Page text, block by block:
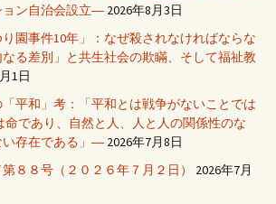
ョン自治会設立― 2026年8月3日
園事件10年」：なぜ殺されなければならな
る差別」と共生社会の欺瞞、そして福祉教
1日
平和」考：「平和とは戦争がないことでは
であり、自然と人、人と人の関係性のな
い存在である」― 2026年7月8日
８８号（２０２６年７月２日）
2026年7月